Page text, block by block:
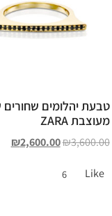
טבעת יהלומים שחורים
מעוצבת ZARA
₪3,600.00
₪2,600.00
Like
6